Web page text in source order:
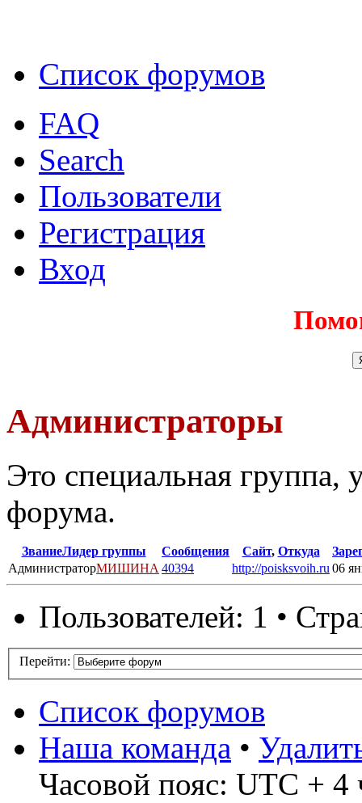
Список форумов
FAQ
Search
Пользователи
Регистрация
Вход
Администраторы
Это специальная группа,
форума.
ЗваниеЛидер группы Сообщения Сайт, Откуда
АдминистраторМИШИНА 40394 http://poisksvoih.ru 06
Пользователей: 1 •
Перейти:
Список форумов
Наша команда •
Часовой пояс: UTC + 4